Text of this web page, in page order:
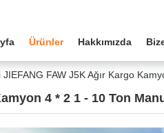
Ürünler Hakkımızda
JIEFANG FAW J5K Ağır Kargo
4 * 2 1 - 10 Ton